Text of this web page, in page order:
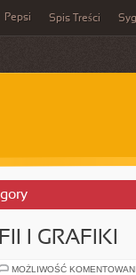
Pepsi Spis Treści
I GRAFIKI
MOŻLIWOŚĆ